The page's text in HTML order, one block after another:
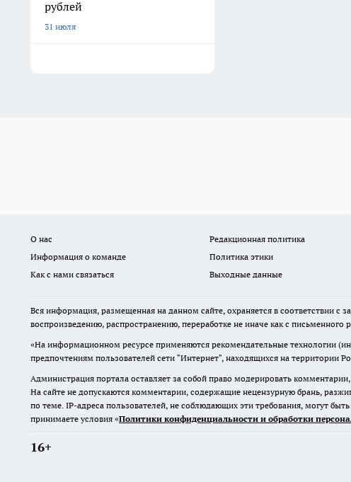
рублей
31 июля
О нас Редакционная политика
Информация о команде
Политика этики
Как с нами связаться
Выходные данные
Вся информация, размещенная на данном сайте, охраняется в соответствии
воспроизведению, распространению, переработке не иначе как с письменного
«На информационном ресурсе применяются рекомендательные технологии
предпочтениям пользователей сети "Интернет", находящихся на территории
Администрация портала оставляет за собой право модерировать
На сайте не допускаются комментарии, содержащие нецензурную брань,
по теме. IP-адреса пользователей, не соблюдающих эти требования, могут
принимаете условия «Политики конфиденциальности и обработки
16+